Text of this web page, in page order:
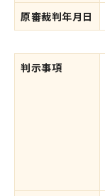
原審裁判年月日
判示事項